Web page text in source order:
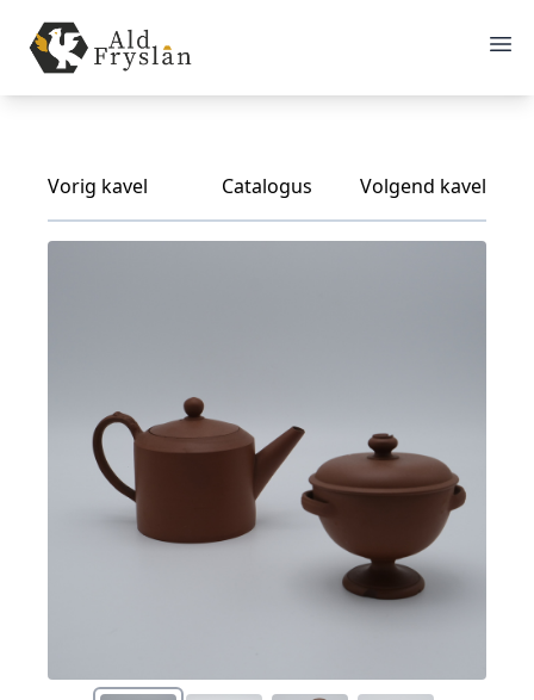
Vorig kavel Catalogus Volgend kavel